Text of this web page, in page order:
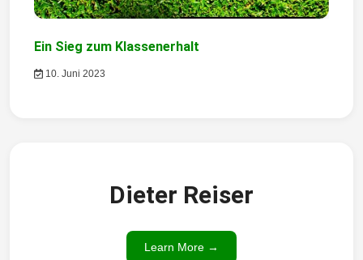
Ein Sieg zum Klassenerhalt
10. Juni 2023
Dieter Reiser
Learn More →